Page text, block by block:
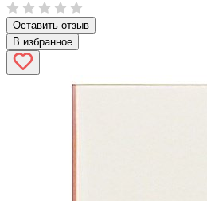
Оставить отзыв
В избранное